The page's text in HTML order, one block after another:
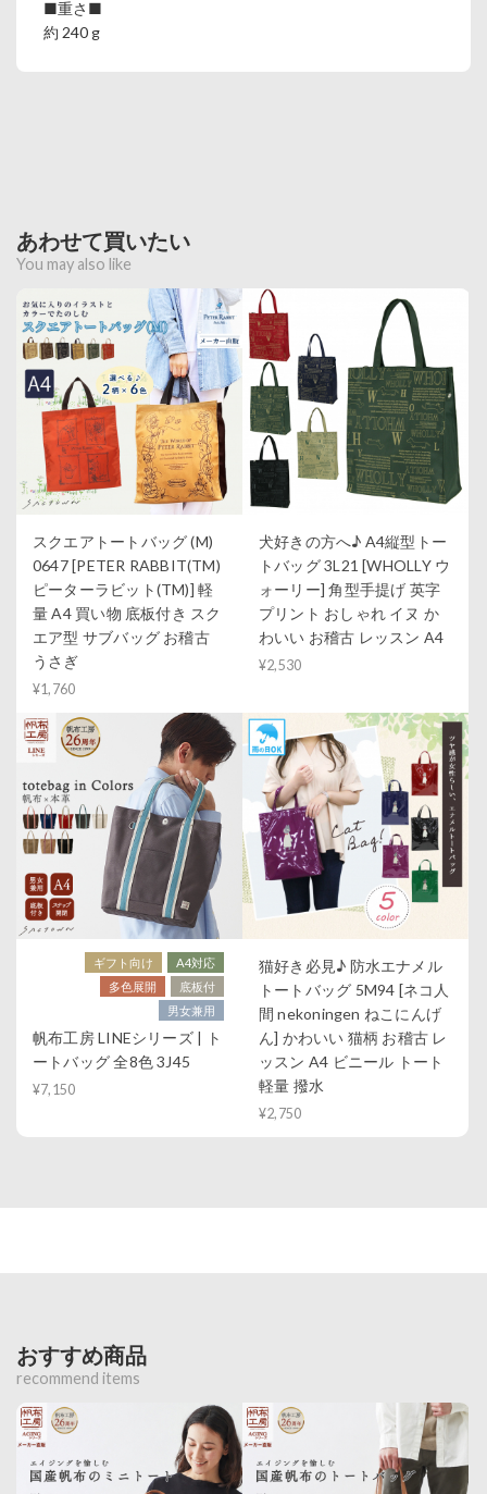
■重さ■
約 240 g
あわせて買いたい
You may also like
スクエアトートバッグ (M)
0647 [PETER RABBIT(TM)
ピーターラビット(TM)] 軽
量 A4 買い物 底板付き スク
エア型 サブバッグ お稽古
うさぎ
¥1,760
犬好きの方へ♪ A4縦型トー
トバッグ 3L21 [WHOLLY ウ
ォーリー] 角型手提げ 英字
プリント おしゃれ イヌ か
わいい お稽古 レッスン A4
¥2,530
ギフト向け
A4対応
多色展開
底板付
男女兼用
帆布工房 LINEシリーズ | ト
ートバッグ 全8色 3J45
¥7,150
猫好き必見♪ 防水エナメル
トートバッグ 5M94 [ネコ人
間 nekoningen ねこにんげ
ん] かわいい 猫柄 お稽古 レ
ッスン A4 ビニール トート
軽量 撥水
¥2,750
おすすめ商品
recommend items